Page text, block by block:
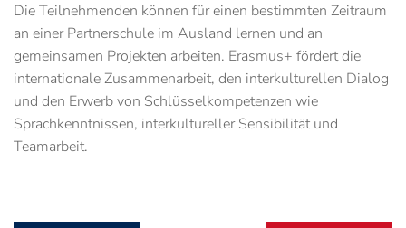
Die Teilnehmenden können für einen bestimmten Zeitraum
an einer Partnerschule im Ausland lernen und an
gemeinsamen Projekten arbeiten. Erasmus+ fördert die
internationale Zusammenarbeit, den interkulturellen Dialog
und den Erwerb von Schlüsselkompetenzen wie
Sprachkenntnissen, interkultureller Sensibilität und
Teamarbeit.